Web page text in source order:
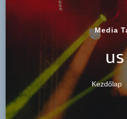
Media
us
Kezdőlap